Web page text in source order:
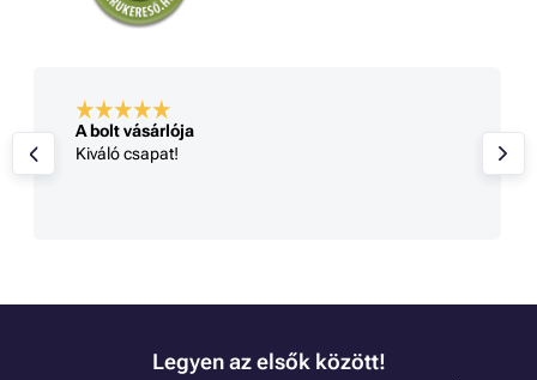
A bolt vásárlója
Kiváló csapat!
Legyen az elsők között!